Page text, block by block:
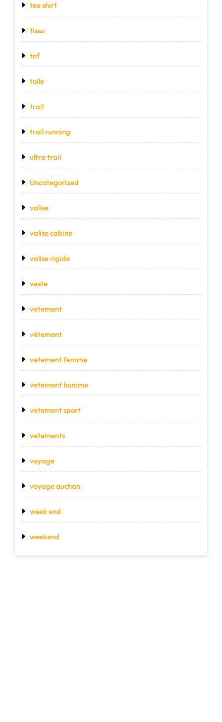
tee shirt
tissu
tnf
toile
trail
trail running
ultra trail
Uncategorized
valise
valise cabine
valise rigide
veste
vetement
vétement
vetement femme
vetement homme
vetement sport
vetements
voyage
voyage auchan
week end
weekend